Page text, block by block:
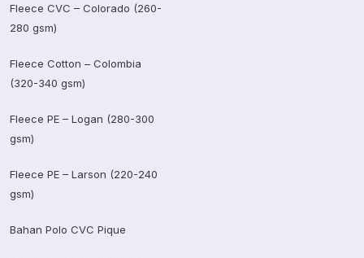
Fleece CVC – Colorado (260-
280 gsm)
Fleece Cotton – Colombia
(320-340 gsm)
Fleece PE – Logan (280-300
gsm)
Fleece PE – Larson (220-240
gsm)
Bahan Polo CVC Pique